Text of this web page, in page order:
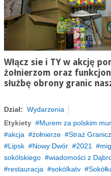
Włącz siei TY w akcję
żołnierzom oraz
służbę obrony granic
Dział: Wydarzenia
Etykiety
Murem za polskim
akcja
żołnierze Straż
Lipsk
Nowy Dwór 2021
sokólskiego
wiadomości z
restauracja
sokólkatv